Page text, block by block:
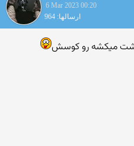
6 Mar 2023 00:20
ارسالها: 964
میکشه رو کوسش